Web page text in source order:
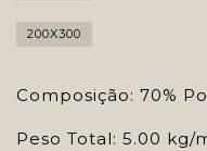
200X300
Composição: 70%
Peso Total: 5.00 kg/